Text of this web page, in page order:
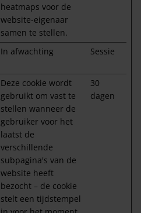
heatmaps voor de
website-eigenaar
samen te stellen.
In afwachting Sessie
Deze cookie wordt
gebruikt om vast te
stellen wanneer de
gebruiker voor het
laatst de
verschillende
subpagina's van de
website heeft
bezocht – de cookie
stelt een tijdstempel
30
dagen